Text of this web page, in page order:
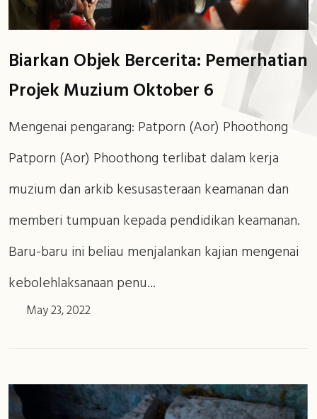
Biarkan Objek Bercerita: Pemerhatian
Projek Muzium Oktober 6
Mengenai pengarang: Patporn (Aor) Phoothong
Patporn (Aor) Phoothong terlibat dalam kerja
muzium dan arkib kesusasteraan keamanan dan
memberi tumpuan kepada pendidikan keamanan.
Baru-baru ini beliau menjalankan kajian mengenai
kebolehlaksanaan penu...
May 23, 2022